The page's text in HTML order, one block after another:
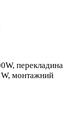
перекладина
монтажний